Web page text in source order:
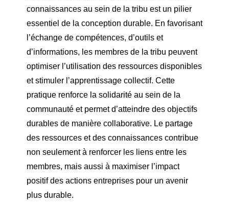
connaissances au sein de la tribu est un pilier
essentiel de la conception durable. En favorisant
l’échange de compétences, d’outils et
d’informations, les membres de la tribu peuvent
optimiser l’utilisation des ressources disponibles
et stimuler l’apprentissage collectif. Cette
pratique renforce la solidarité au sein de la
communauté et permet d’atteindre des objectifs
durables de manière collaborative. Le partage
des ressources et des connaissances contribue
non seulement à renforcer les liens entre les
membres, mais aussi à maximiser l’impact
positif des actions entreprises pour un avenir
plus durable.